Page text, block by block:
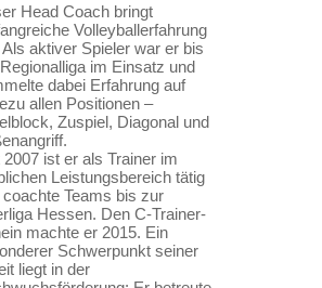
Head Coach bringt
Volleyballerfahrung
Als aktiver Spieler war er bis
im Einsatz und
dabei Erfahrung auf
allen Positionen –
Zuspiel, Diagonal und
2007 ist er als Trainer im
Leistungsbereich tätig
coachte Teams bis zur
Hessen. Den C-Trainer-
machte er 2015. Ein
Schwerpunkt seiner
liegt in der